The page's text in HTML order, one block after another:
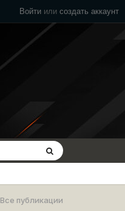
Войти или создать аккаунт
Все публикации